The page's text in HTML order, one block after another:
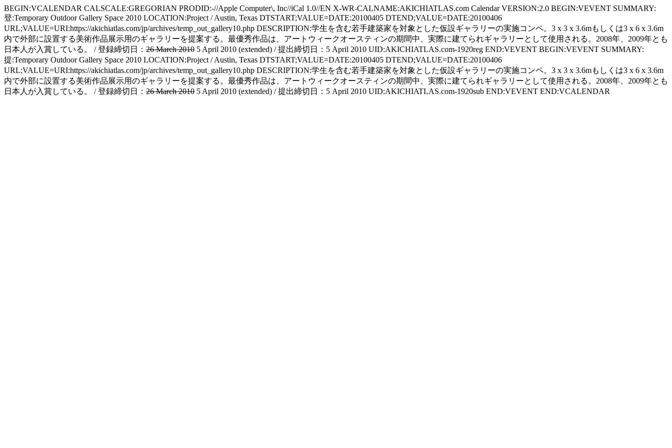
BEGIN:VCALENDAR CALSCALE:GREGORIAN PRODID:-//Apple Computer\, Inc//iCal 1.0//EN X-WR-CALNAME:AKICHIATLAS.com Calendar VERSION:2.0 BEGIN:VEVENT SUMMARY:
登:Temporary Outdoor Gallery Space 2010 LOCATION:Project / Austin, Texas DTSTART;VALUE=DATE:20100405 DTEND;VALUE=DATE:20100406
URL;VALUE=URI:https://akichiatlas.com/jp/archives/temp_out_gallery10.php DESCRIPTION:学生を含む若手建築家を対象とした仮設ギャラリーの実施コンペ。3 x 3 x 3.6mもしくは3 x 6 x 3.6m
内で外部に設置する美術作品展示用のギャラリーを提案する。最優秀作品は、アートウィークオースティンの期間中、実際に建てられギャラリーとして使用される。2008年、2009年とも
日本人が入賞している。 / 登録締切日： 26 March 2010 5 April 2010 (extended) / 提出締切日：5 April 2010 UID:AKICHIATLAS.com-1920reg END:VEVENT BEGIN:VEVENT SUMMARY:
提:Temporary Outdoor Gallery Space 2010 LOCATION:Project / Austin, Texas DTSTART;VALUE=DATE:20100405 DTEND;VALUE=DATE:20100406
URL;VALUE=URI:https://akichiatlas.com/jp/archives/temp_out_gallery10.php DESCRIPTION:学生を含む若手建築家を対象とした仮設ギャラリーの実施コンペ。3 x 3 x 3.6mもしくは3 x 6 x 3.6m
内で外部に設置する美術作品展示用のギャラリーを提案する。最優秀作品は、アートウィークオースティンの期間中、実際に建てられギャラリーとして使用される。2008年、2009年とも
日本人が入賞している。 / 登録締切日： 26 March 2010 5 April 2010 (extended) / 提出締切日：5 April 2010 UID:AKICHIATLAS.com-1920sub END:VEVENT END:VCALENDAR